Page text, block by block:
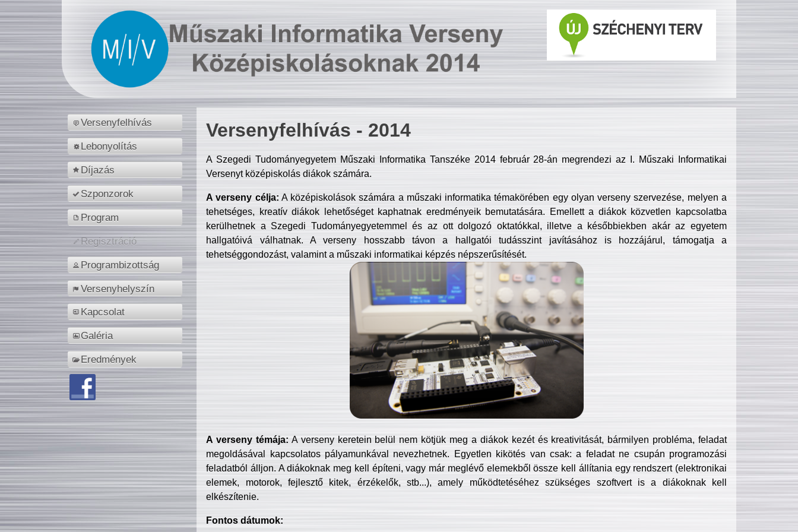
Versenyfelhívás
Lebonyolítás
Díjazás
Szponzorok
Program
Regisztráció
Programbizottság
Versenyhelyszín
Kapcsolat
Galéria
Eredmények
Versenyfelhívás - 2014
A Szegedi Tudományegyetem Műszaki Informatika Tanszéke 2014 február 28-án megrendezi az I. Műszaki Informatikai
Versenyt középiskolás diákok számára.
A verseny célja: A középiskolások számára a műszaki informatika témakörében egy olyan verseny szervezése, melyen a
tehetséges, kreatív diákok lehetőséget kaphatnak eredményeik bemutatására. Emellett a diákok közvetlen kapcsolatba
kerülhetnek a Szegedi Tudományegyetemmel és az ott dolgozó oktatókkal, illetve a későbbiekben akár az egyetem
hallgatóivá válhatnak. A verseny hosszabb távon a hallgatói tudásszint javításához is hozzájárul, támogatja a
tehetséggondozást, valamint a műszaki informatikai képzés népszerűsítését.
A verseny témája: A verseny keretein belül nem kötjük meg a diákok kezét és kreativitását, bármilyen probléma, feladat
megoldásával kapcsolatos pályamunkával nevezhetnek. Egyetlen kikötés van csak: a feladat ne csupán programozási
feladatból álljon. A diákoknak meg kell építeni, vagy már meglévő elemekből össze kell állítania egy rendszert (elektronikai
elemek, motorok, fejlesztő kitek, érzékelők, stb...), amely működtetéséhez szükséges szoftvert is a diákoknak kell
elkészítenie.
Fontos dátumok: